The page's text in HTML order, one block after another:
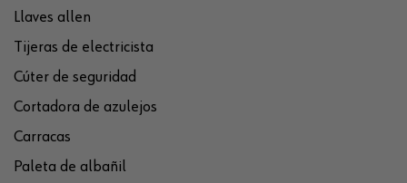
Llaves allen
Tijeras de electricista
Cúter de seguridad
Cortadora de azulejos
Carracas
Paleta de albañil